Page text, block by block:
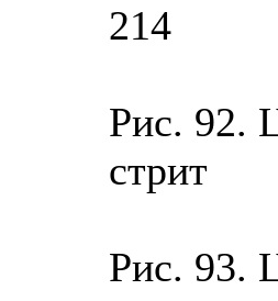
214
Рис. 92.
стрит
Рис. 93.